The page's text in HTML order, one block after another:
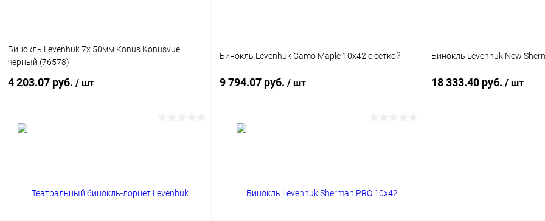
Бинокль Levenhuk 7x 50мм Konus Konusvue
черный (76578)
4 203.07 руб. / шт
Бинокль Levenhuk Camo Maple 10x42 с сеткой
9 794.07 руб. / шт
Бинокль Levenhuk New
18 333.40 руб. / шт